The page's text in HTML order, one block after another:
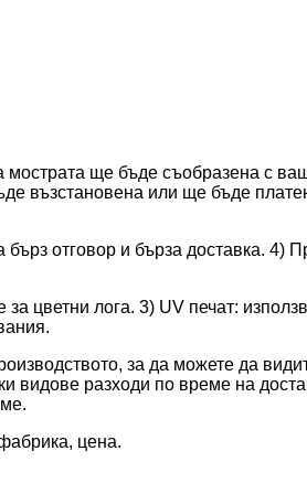
мострата ще бъде съобразена с
възстановена или ще бъде
отговор и бърза доставка. 4)
цветни лога. 3) UV печат:
за да можете да
видове разходи по време на
цена.